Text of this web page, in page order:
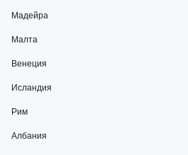
Мадейра
Малта
Венеция
Исландия
Рим
Албания